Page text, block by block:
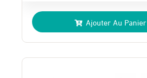
prix
initial
était :
155 Dhs.
prix
actuel
est :
135 Dhs.
Ajouter Au Panier